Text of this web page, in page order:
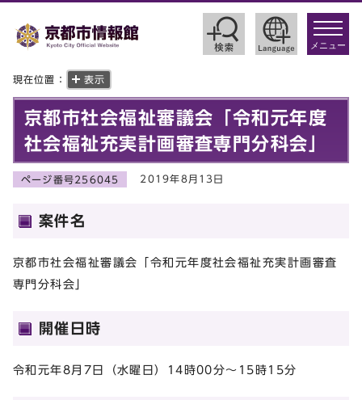
toggle
メニュー
現在位置： 表示
京都市社会福祉審議会「令和元年度
社会福祉充実計画審査専門分科会」
ページ番号256045 2019年8月13日
案件名
京都市社会福祉審議会「令和元年度社会福祉充実計画審査
専門分科会」
開催日時
令和元年8月7日（水曜日）14時00分～15時15分